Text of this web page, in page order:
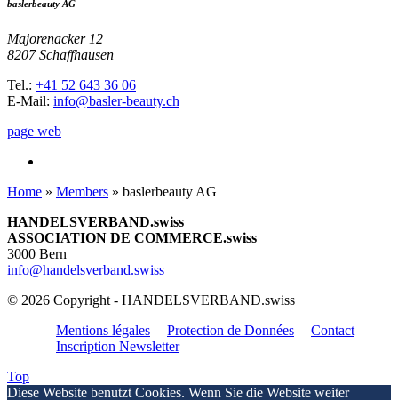
baslerbeauty AG
Majorenacker 12
8207 Schaffhausen
Tel.: +41 52 643 36 06
E-Mail: info@basler-beauty.ch
page web
Home » Members » baslerbeauty AG
HANDELSVERBAND.swiss
ASSOCIATION DE COMMERCE.swiss
3000 Bern
info@handelsverband.swiss
© 2026 Copyright - HANDELSVERBAND.swiss
Mentions légales
Protection de Données
Contact
Inscription Newsletter
Top
Diese Website benutzt Cookies. Wenn Sie die Website weiter